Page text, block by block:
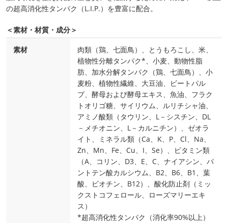
の超高消化性タンパク（L.I.P.）を豊富に配合。
＜素材・材質・成分＞
素材
肉類（鶏、七面鳥）、とうもろこし、米、
植物性分離タンパク*、小麦、動物性脂
肪、加水分解タンパク（鶏、七面鳥）、小
麦粉、植物性繊維、大豆油、ビートパル
プ、酵母および酵母エキス、魚油、フラク
トオリゴ糖、サイリウム、ルリチシャ油、
アミノ酸類（タウリン、L－シスチン、DL
－メチオニン、L－カルニチン）、ゼオラ
イト、ミネラル類（Ca、K、P、Cl、Na、
Zn、Mn、Fe、Cu、I、Se）、ビタミン類
（A、コリン、D3、E、C、ナイアシン、パ
ントテン酸カルシウム、B2、B6、B1、葉
酸、ビオチン、B12）、酸化防止剤（ミッ
クストコフェロール、ローズマリーエキ
ス）
*超高消化性タンパク（消化率90%以上）